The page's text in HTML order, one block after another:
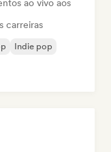
ao vivo aos
carreiras
Indie pop